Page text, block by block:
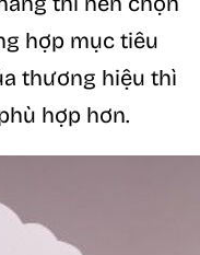
hợp mục tiêu
thương hiệu thì
hợp hơn.